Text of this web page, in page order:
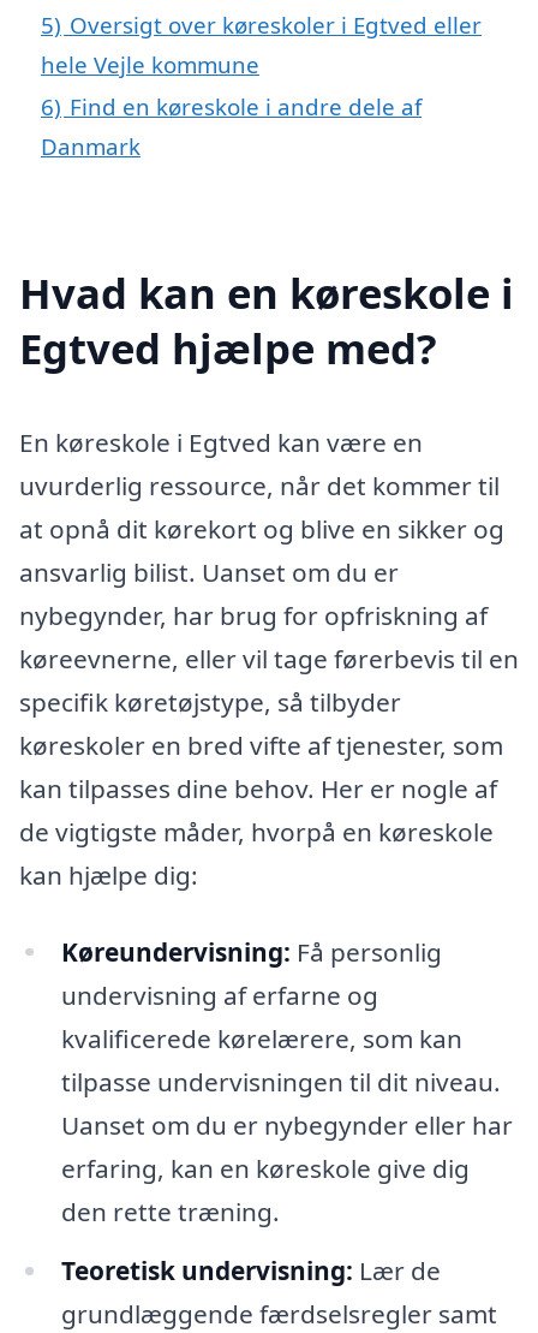
5) Oversigt over køreskoler i Egtved eller
hele Vejle kommune
6) Find en køreskole i andre dele af
Danmark
Hvad kan en køreskole i
Egtved hjælpe med?
En køreskole i Egtved kan være en
uvurderlig ressource, når det kommer til
at opnå dit kørekort og blive en sikker og
ansvarlig bilist. Uanset om du er
nybegynder, har brug for opfriskning af
køreevnerne, eller vil tage førerbevis til en
specifik køretøjstype, så tilbyder
køreskoler en bred vifte af tjenester, som
kan tilpasses dine behov. Her er nogle af
de vigtigste måder, hvorpå en køreskole
kan hjælpe dig:
Køreundervisning: Få personlig
undervisning af erfarne og
kvalificerede kørelærere, som kan
tilpasse undervisningen til dit niveau.
Uanset om du er nybegynder eller har
erfaring, kan en køreskole give dig
den rette træning.
Teoretisk undervisning: Lær de
grundlæggende færdselsregler samt